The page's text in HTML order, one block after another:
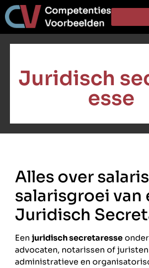
Juridisch
esse
Alles over
salarisgroei van
Juridisch
Een juridisch secretaresse
advocaten, notarissen of
administratieve en